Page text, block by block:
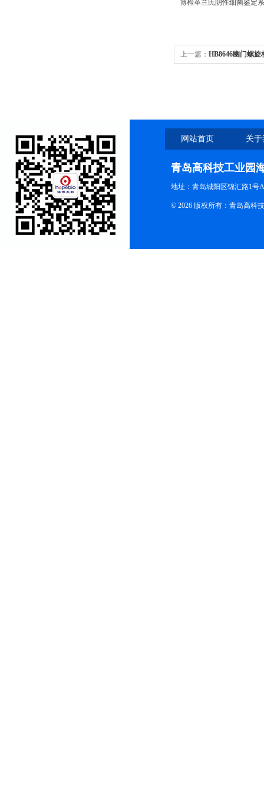
博检革兰氏阴性细菌鉴定
上一篇： HB8646幽门螺
网站首页 关
青岛高科技工业园
地址：青岛城阳区锦汇路1号
© 2026 版权所有：青岛高科